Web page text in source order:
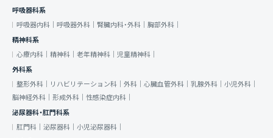
呼吸器科系
呼吸器内科｜ 呼吸器外科｜ 腎臓内科・外科｜ 胸部外科｜
精神科系
心療内科｜ 精神科｜ 老年精神科｜ 児童精神科｜
外科系
整形外科｜
リハビリテーション科｜ 外科｜ 心臓血管外科｜ 乳腺外科｜ 小児外科｜
脳神経外科｜ 形成外科｜ 性感染症内科｜
泌尿器科・肛門科系
肛門科｜ 泌尿器科｜ 小児泌尿器科｜